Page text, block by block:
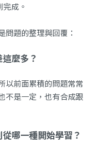
成。
問題的整理與回覆：
麼多？
以前面累積的問題常常
不是一定，也有合成跟
哪一種開始學習？